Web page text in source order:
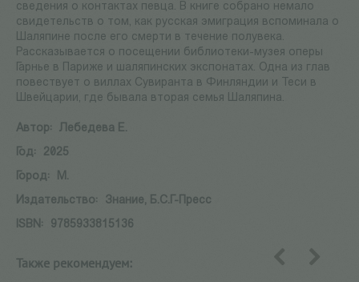
сведения о контактах певца. В книге собрано немало
свидетельств о том, как русская эмиграция вспоминала о
Шаляпине после его смерти в течение полувека.
Рассказывается о посещении библиотеки-музея оперы
Гарнье в Париже и шаляпинских экспонатах. Одна из глав
повествует о виллах Сувиранта в Финляндии и Теси в
Швейцарии, где бывала вторая семья Шаляпина.
Автор:
Лебедева Е.
Год:
2025
Город:
М.
Издательство:
Знание, Б.С.Г-Пресс
ISBN:
9785933815136
Также рекомендуем: